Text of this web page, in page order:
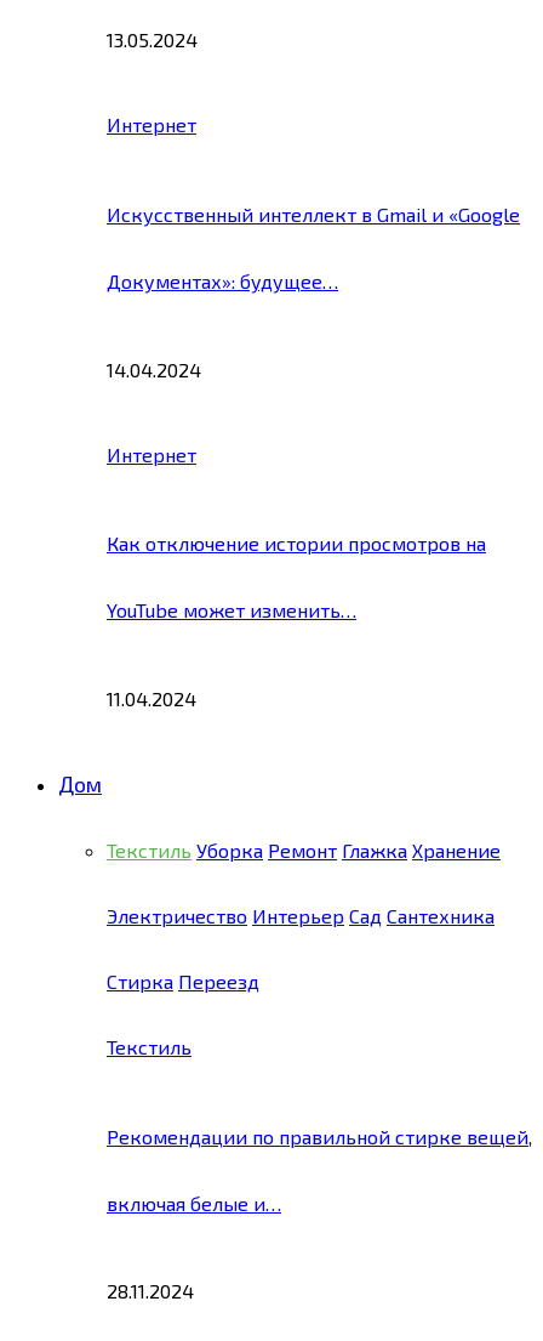
13.05.2024
Интернет
Искусственный интеллект в Gmail и «Google
Документах»: будущее…
14.04.2024
Интернет
Как отключение истории просмотров на
YouTube может изменить…
11.04.2024
Дом
Текстиль Уборка Ремонт Глажка Хранение
Электричество Интерьер Сад Сантехника
Стирка Переезд
Текстиль
Рекомендации по правильной стирке вещей,
включая белые и…
28.11.2024